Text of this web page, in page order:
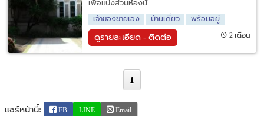
เพื่อแบ่งส่วนห้องนั่...
เจ้าของขายเอง
บ้านเดี่ยว พร้อมอยู่
ดูรายละเอียด - ติดต่อ 2 เดือน
1
แชร์หน้านี้: FB LINE Email